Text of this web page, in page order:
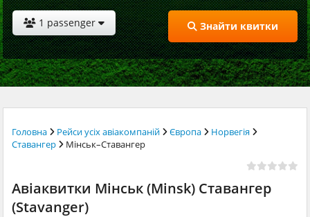
1 passenger Знайти квитки
Головна Рейси усіх авіакомпаній Європа
Норвегія
Ставангер
Мінськ–Ставангер
Авіаквитки Мінськ (Minsk) Ставангер
(Stavanger)